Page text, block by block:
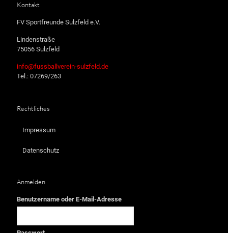
Kontakt
FV Sportfreunde Sulzfeld e.V.
Lindenstraße
75056 Sulzfeld
info@fussballverein-sulzfeld.de
Tel.: 07269/263
Rechtliches
Impressum
Datenschutz
Anmelden
Benutzername oder E-Mail-Adresse